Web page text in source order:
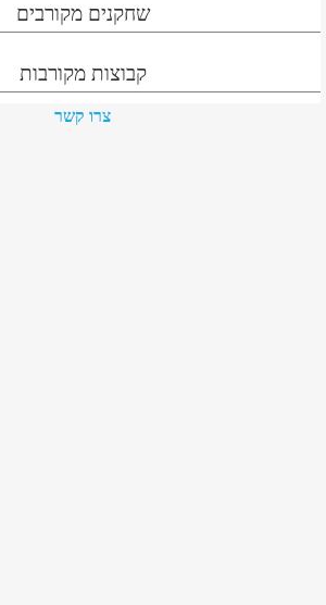
שחקנים מקורבים
קבוצות מקורבות
צרו קשר